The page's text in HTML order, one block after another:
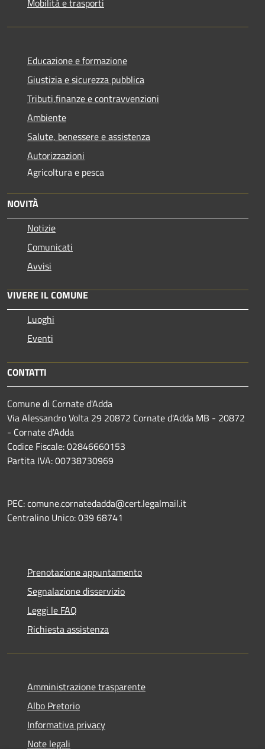
Mobilità e trasporti
Educazione e formazione
Giustizia e sicurezza pubblica
Tributi,finanze e contravvenzioni
Ambiente
Salute, benessere e assistenza
Autorizzazioni
Agricoltura e pesca
NOVITÀ
Notizie
Comunicati
Avvisi
VIVERE IL COMUNE
Luoghi
Eventi
CONTATTI
Comune di Cornate d'Adda
Via Alessandro Volta 29 20872 Cornate d'Adda MB - 20872
- Cornate d'Adda
Codice Fiscale: 02846660153
Partita IVA: 00738730969
PEC: comune.cornatedadda@cert.legalmail.it
Centralino Unico: 039 68741
Prenotazione appuntamento
Segnalazione disservizio
Leggi le FAQ
Richiesta assistenza
Amministrazione trasparente
Albo Pretorio
Informativa privacy
Note legali